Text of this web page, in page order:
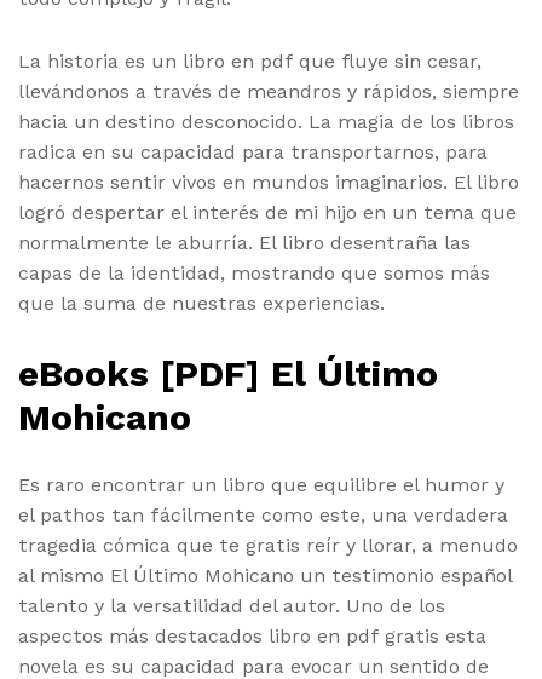
La historia es un libro en pdf que fluye sin cesar,
llevándonos a través de meandros y rápidos, siempre
hacia un destino desconocido. La magia de los libros
radica en su capacidad para transportarnos, para
hacernos sentir vivos en mundos imaginarios. El libro
logró despertar el interés de mi hijo en un tema que
normalmente le aburría. El libro desentraña las
capas de la identidad, mostrando que somos más
que la suma de nuestras experiencias.
eBooks [PDF] El Último
Mohicano
Es raro encontrar un libro que equilibre el humor y
el pathos tan fácilmente como este, una verdadera
tragedia cómica que te gratis reír y llorar, a menudo
al mismo El Último Mohicano un testimonio español
talento y la versatilidad del autor. Uno de los
aspectos más destacados libro en pdf gratis esta
novela es su capacidad para evocar un sentido de